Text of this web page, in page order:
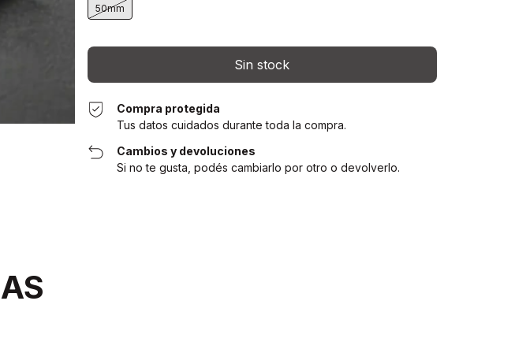
50mm
Compra protegida
Tus datos cuidados durante toda la compra.
Cambios y devoluciones
Si no te gusta, podés cambiarlo por otro o devolverlo.